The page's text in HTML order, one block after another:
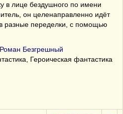
в лице бездушного по имени
он целенаправленно идёт
разные переделки, с помощью
Роман Безгрешный
Героическая фантастика